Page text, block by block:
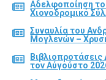
Αδελφοποίηση
Χιονοδρομικό
Συναυλία του
Μογλενών –
τον Αύγούστο